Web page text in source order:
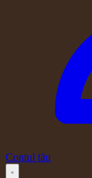
Contul tău